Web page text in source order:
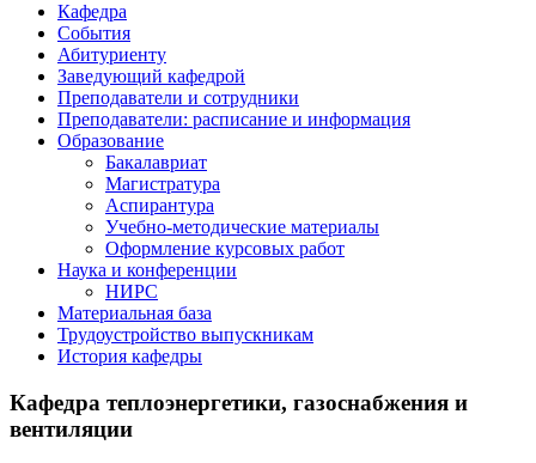
Кафедра
События
Абитуриенту
Заведующий кафедрой
Преподаватели и сотрудники
Преподаватели: расписание и информация
Образование
Бакалавриат
Магистратура
Аспирантура
Учебно-методические материалы
Оформление курсовых работ
Наука и конференции
НИРС
Материальная база
Трудоустройство выпускникам
История кафедры
Кафедра теплоэнергетики, газоснабжения и
вентиляции